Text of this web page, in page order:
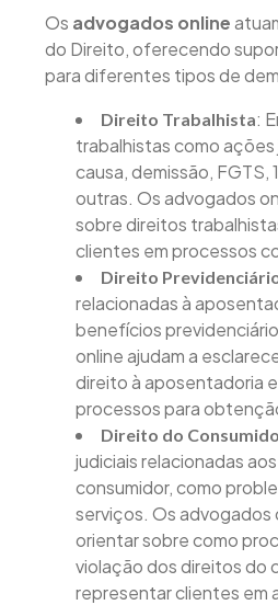
Os advogados online
do Direito, oferecendo
para diferentes tipos de
Direito Trabalhista:
trabalhistas como ações
causa, demissão, FGTS,
outras. Os advogados
sobre direitos
clientes em processos
Direito
relacionadas à
benefícios
online ajudam a
direito à aposentadoria
processos para
Direito do
judiciais relacionadas
consumidor, como
serviços. Os advogados
orientar sobre como
violação dos direitos do
representar clientes em